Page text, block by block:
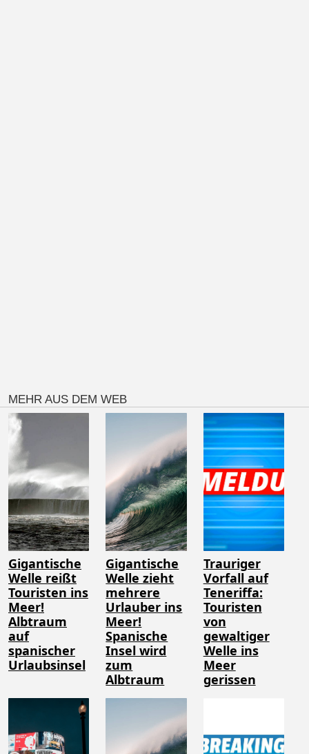
MEHR AUS DEM WEB
Gigantische
Welle reißt
Touristen ins
Meer!
Albtraum
auf
spanischer
Urlaubsinsel
Gigantische
Welle zieht
mehrere
Urlauber ins
Meer!
Spanische
Insel wird
zum
Albtraum
Trauriger
Vorfall auf
Teneriffa:
Touristen
von
gewaltiger
Welle ins
Meer
gerissen